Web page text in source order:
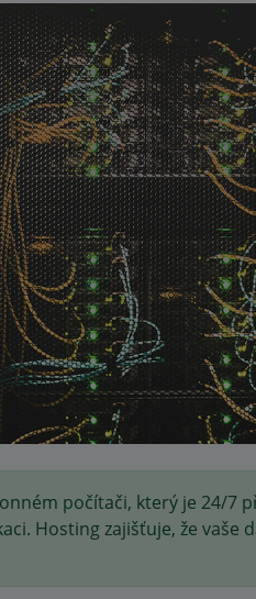
počítači, který je 24/7
Hosting zajišťuje, že vaše